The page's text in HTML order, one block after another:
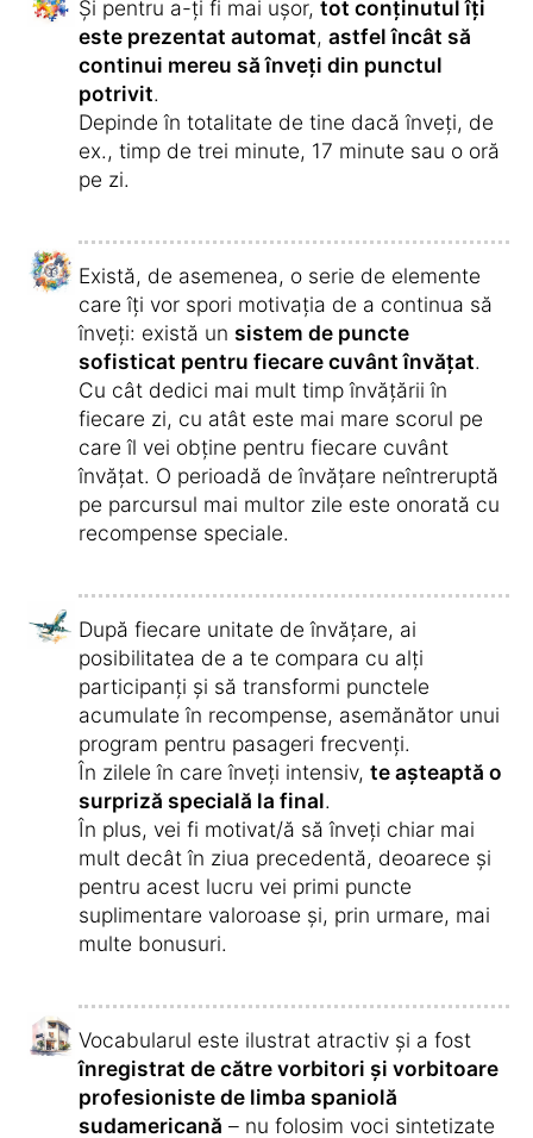
mult decât în ziua precedentă, deoarece și
pentru acest lucru vei primi puncte
suplimentare valoroase și, prin urmare, mai
multe bonusuri.
Vocabularul este ilustrat atractiv și a fost
sudamericană– nu folosim voci sintetizate
ca în cazul altor furnizori.
În cadrul comunității noastre de învățare
ai ocazia să te conectezi cu alte persoane și
să găsești un partener sau o parteneră de
învățare.
Cursul este un curs online și îl poți folosi
cum dorești ,pe computer,smartphone
sautabletăiar dispozitivul se poate
schimba în orice moment.
Și după ce ai învățat în mod activ, poți
începe „Instructorul audio de cuvinte noi și
necunoscute astăzi”.
Astfel, vei asculta din nou vocabularul în
vietnameză și spaniolă sudamericană și îl vei
repeta.
Acest lucru te va ajuta la consolidarea
vocabularului.
Cu ajutorul cursului vei putea să vorbești
în scurt timp fluent limba spaniolă
sudamericană.
Vei înțelege toate cuvintele și nu le vei mai
uita niciodată.